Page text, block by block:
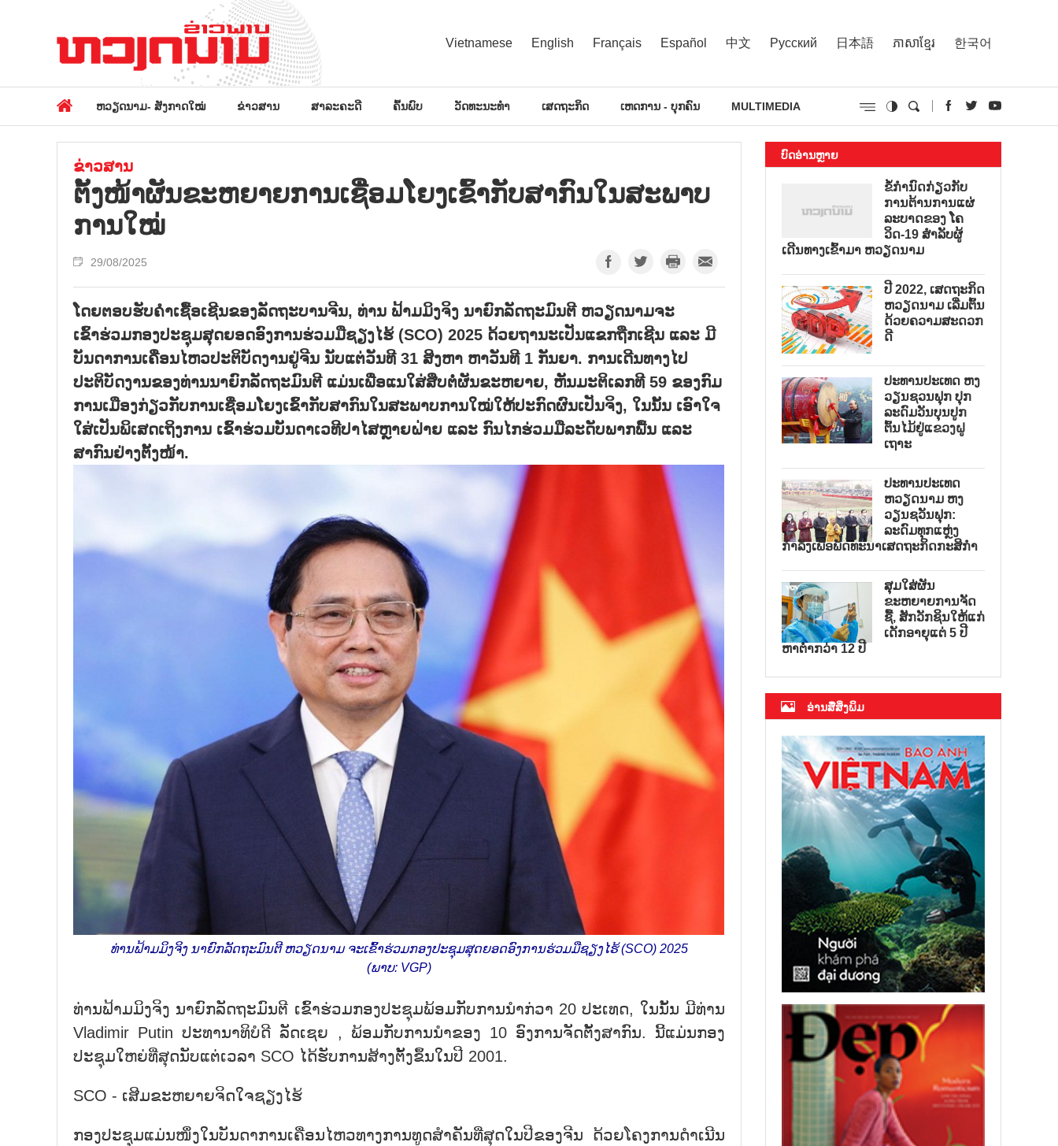
Vietnamese English Français Español 中文 Русский 日本語 ភាសាខ្មែរ 한국어
ຫວຽດນາມ- ສັງກາດໃໝ່ ຂ່າວສານ ສາລະຄະດີ ຄົ້ນພົບ ວັດທະນະທຳ ເສດຖະກິດ ເຫດການ - ບຸກຄົນ MULTIMEDIA
ຂ່າວສານ
ຕັ້ງ​ໜ້າ​ຜັນ​ຂະ​ຫຍາຍ​ການ​ເຊື່ອມ​ໂຍ​ງ​ເຂົ້າ​ກັບ​ສາ​ກົນ​ໃນ​ສະ​ພາບ​
ການ​ໃໝ່
29/08/2025
ໂດຍຕອບຮັບຄຳເຊື້ອເຊີນຂອງລັດຖະບານຈີນ, ທ່ານ ຟ້າມມິງຈິງ ນາຍົກລັດຖະມົນຕີ ຫວຽດນາມຈະ
ເຂົ້າຮ່ວມກອງປະຊຸມສຸດຍອດອົງການຮ່ວມມືຊຽງໄຮ້ (SCO) 2025 ດ້ວຍຖານະເປັນແຂກຖືກເຊີນ ແລະ ມີ
ບັນດາການເຄື່ອນໄຫວປະຕິບັດງານຢູ່ຈີນ ນັບແຕ່ວັນທີ 31 ສິງຫາ ຫາວັນທີ 1 ກັນຍາ. ການເດີນທາງໄປ
ປະຕິບັດງານຂອງທ່ານນາຍົກລັດຖະມົນຕີ ແມ່ນເພື່ອແນໃສ່ສືບຕໍ່ຜັນຂະຫຍາຍ, ຫັນມະຕິເລກທີ 59 ຂອງກົມ
ການເມືອງກ່ຽວກັບການເຊື່ອມໂຍງເຂົ້າກັບສາກົນໃນສະພາບການໃໝ່ໃຫ້ປະກົດຜົນເປັນຈິງ, ໃນນັ້ນ ເອົາໃຈ
ໃສ່ເປັນພິເສດເຖິງການ ເຂົ້າຮ່ວມບັນດາເວທີປາໄສຫຼາຍຝ່າຍ ແລະ ກົນໄກຮ່ວມມືລະດັບພາກພື້ນ ແລະ
ສາກົນຢ່າງຕັ້ງໜ້າ.
ທ່ານຟ້າມມິງຈິງ ນາຍົກລັດຖະມົນຕີ ຫວຽດນາມ ຈະເຂົ້າຮ່ວມກອງປະຊຸມສຸດຍອດອົງການຮ່ວມມືຊຽງໄຮ້ (SCO) 2025
(ພາບ: VGP)
ທ່ານຟ້າມມິງຈິງ ນາຍົກລັດຖະມົນຕີ ເຂົ້າຮ່ວມກອງປະຊຸມພ້ອມກັບການນຳກ່ວາ 20 ປະເທດ, ໃນນັ້ນ ມີທ່ານ
Vladimir Putin ປະທານາທິບໍດີ ລັດເຊຍ , ພ້ອມກັບການນຳຂອງ 10 ອົງການຈັດຕັ້ງສາກົນ. ນີ້ແມ່ນກອງ
ປະຊຸມໃຫຍ່ທີ່ສຸດນັບແຕ່ເວລາ SCO ໄດ້ຮັບການສ້າງຕັ້ງຂຶ້ນໃນປີ 2001.
SCO - ເສີມຂະຫຍາຍຈິດໃຈຊຽງໄຮ້
ກອງປະຊຸມແມ່ນໜຶ່ງໃນບັນດາການເຄື່ອນໄຫວທາງການທູດສຳຄັນທີ່ສຸດໃນປີຂອງຈີນ ດ້ວຍໂຄງການດຳເນີນ
ບົດອ່ານຫຼາຍ
ຂໍ້ກຳນົດກ່ຽວກັບ
ການຕ້ານການແຜ່
ລະບາດຂອງ ໂຄ
ວິດ-19 ສຳລັບຜູ້
ເດີນທາງເຂົ້າມາ ຫວຽດນາມ
ປີ 2022, ເສດຖະກິດ
ຫວຽດນາມ ເລີ່ມຕົ້ນ
ດ້ວຍຄວາມສະດວກ
ດີ
ປະທານປະເທດ ຫງ
ວຽນຊວນຟຸກ ປຸກ
ລະດົມວັນບຸນປູກ
ຕົ້ນໄມ້ຢູ່ແຂວງຝູ
ເຖາະ
ປະທານປະເທດ
ຫວຽດນາມ ຫງ
ວຽນຊວັນຟຸກ:
ລະດົມທຸກແຫຼ່ງ
ກຳລັງເພື່ອພັດທະນາເສດຖະກິດກະສິກຳ
ສຸມໃສ່ຜັນ
ຂະຫຍາຍການຈັດ
ຊື້, ສັກວັກຊິນໃຫ້ແກ່
ເດັກອາຍຸແຕ່ 5 ປີ
ຫາຕ່ຳກວ່າ 12 ປີ
ອ່ານສື່ສິ່ງພິມ